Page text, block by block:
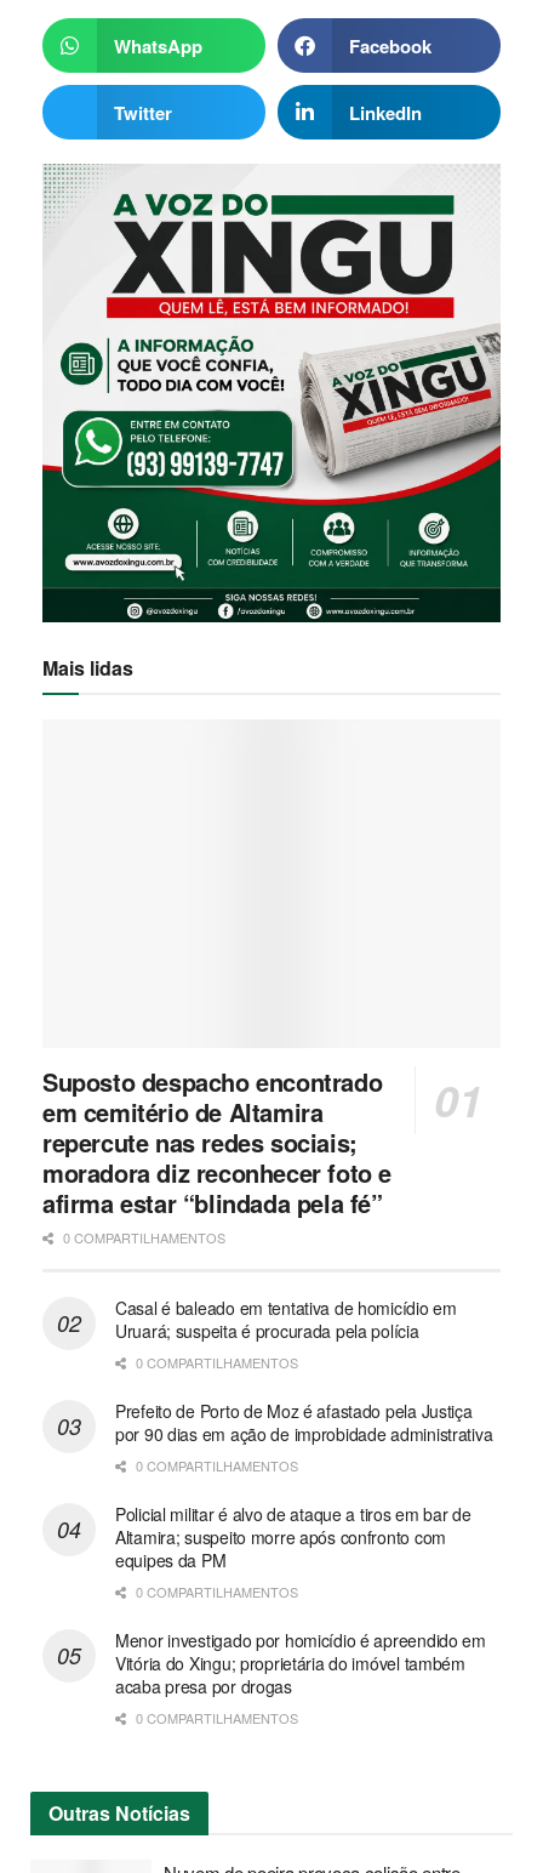
WhatsApp Facebook
Twitter LinkedIn
Mais lidas
Suposto despacho encontrado
em cemitério de Altamira
repercute nas redes sociais;
moradora diz reconhecer foto e
afirma estar “blindada pela fé”
0 COMPARTILHAMENTOS
Casal é baleado em tentativa de homicídio em
Uruará; suspeita é procurada pela polícia
0 COMPARTILHAMENTOS
Prefeito de Porto de Moz é afastado pela Justiça
por 90 dias em ação de improbidade administrativa
0 COMPARTILHAMENTOS
Policial militar é alvo de ataque a tiros em bar de
Altamira; suspeito morre após confronto com
equipes da PM
0 COMPARTILHAMENTOS
Menor investigado por homicídio é apreendido em
Vitória do Xingu; proprietária do imóvel também
acaba presa por drogas
0 COMPARTILHAMENTOS
Outras Notícias